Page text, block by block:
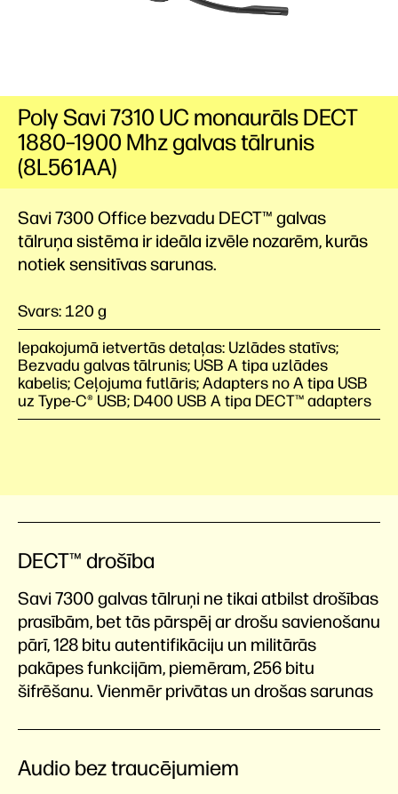
Savi 7300 Office bezvadu DECT™ galvas
tālruņa sistēma ir ideāla izvēle nozarēm, kurās
notiek sensitīvas sarunas.
Svars: 120 g
Iepakojumā ietvertās detaļas: Uzlādes statīvs;
Bezvadu galvas tālrunis; USB A tipa uzlādes
kabelis; Ceļojuma futlāris; Adapters no A tipa USB
uz Type-C® USB; D400 USB A tipa DECT™ adapters
Poly Savi 7310 UC monaurāls DECT
1880–1900 Mhz galvas tālrunis
(8L561AA)
DECT™ drošība
Savi 7300 galvas tālruņi ne tikai atbilst drošības
prasībām, bet tās pārspēj ar drošu savienošanu
pārī, 128 bitu autentifikāciju un militārās
pakāpes funkcijām, piemēram, 256 bitu
šifrēšanu. Vienmēr privātas un drošas sarunas
Audio bez traucējumiem